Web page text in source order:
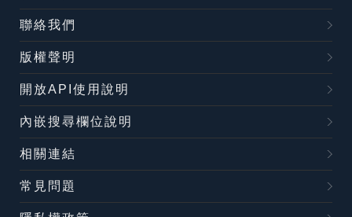
聯絡我們
版權聲明
開放API使用說明
內嵌搜尋欄位說明
相關連結
常見問題